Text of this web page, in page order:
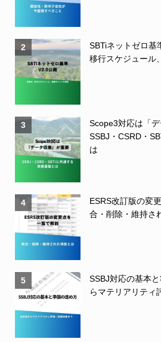
2
SBTiネットゼロ基
移行スケジュール
3
Scope3対応は「
SSBJ・CSRD・
は
4
ESRS改訂版の変
合・削除・維持さ
5
SSBJ対応の基本
らマテリアリティ